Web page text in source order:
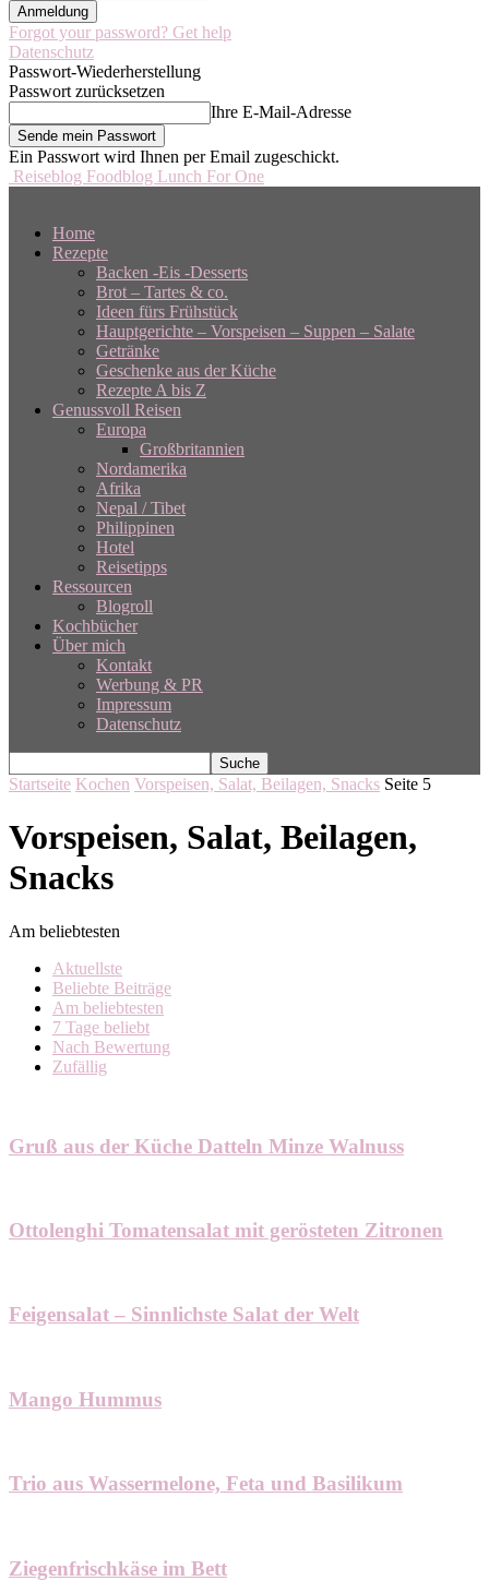
Forgot your password? Get help
Datenschutz
Passwort-Wiederherstellung
Passwort zurücksetzen
Ihre E-Mail-Adresse
Ein Passwort wird Ihnen per Email zugeschickt.
Reiseblog Foodblog Lunch For One
Home
Rezepte
Backen -Eis -Desserts
Brot – Tartes & co.
Ideen fürs Frühstück
Hauptgerichte – Vorspeisen – Suppen – Salate
Getränke
Geschenke aus der Küche
Rezepte A bis Z
Genussvoll Reisen
Europa
Großbritannien
Nordamerika
Afrika
Nepal / Tibet
Philippinen
Hotel
Reisetipps
Ressourcen
Blogroll
Kochbücher
Über mich
Kontakt
Werbung & PR
Impressum
Datenschutz
Startseite Kochen Vorspeisen, Salat, Beilagen, Snacks Seite 5
Vorspeisen, Salat, Beilagen,
Snacks
Am beliebtesten
Aktuellste
Beliebte Beiträge
Am beliebtesten
7 Tage beliebt
Nach Bewertung
Zufällig
Gruß aus der Küche Datteln Minze Walnuss
Ottolenghi Tomatensalat mit gerösteten Zitronen
Feigensalat – Sinnlichste Salat der Welt
Mango Hummus
Trio aus Wassermelone, Feta und Basilikum
Ziegenfrischkäse im Bett